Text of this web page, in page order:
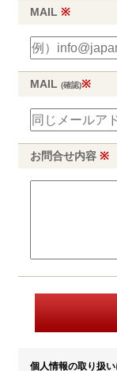
MAIL※
MAIL(確認)※
お問合せ内容※
個人情報の取り扱